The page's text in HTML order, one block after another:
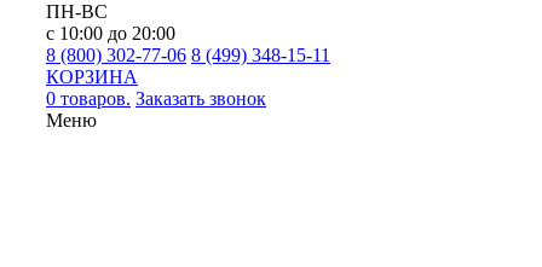
ПН-ВС
с 10:00 до 20:00
8 (800) 302-77-06 8 (499) 348-15-11
КОРЗИНА
0 товаров. Заказать звонок
Меню